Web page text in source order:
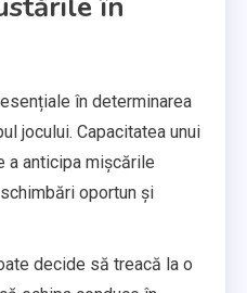
în determinarea
jocului. Capacitatea unui
a anticipa mișcările
oportun și
decide să treacă la o